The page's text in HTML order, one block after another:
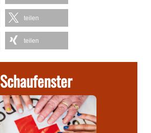
teilen
teilen
Schaufenster